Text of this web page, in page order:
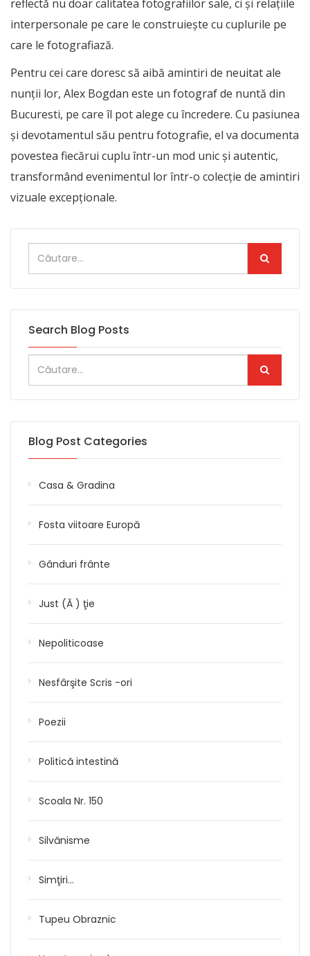
reflectă nu doar calitatea fotografiilor sale, ci și relațiile
interpersonale pe care le construiește cu cuplurile pe
care le fotografiază.
Pentru cei care doresc să aibă amintiri de neuitat ale
nunții lor, Alex Bogdan este un fotograf de nuntă din
Bucuresti, pe care îl pot alege cu încredere. Cu pasiunea
și devotamentul său pentru fotografie, el va documenta
povestea fiecărui cuplu într-un mod unic și autentic,
transformând evenimentul lor într-o colecție de amintiri
vizuale excepționale.
Search Blog Posts
Blog Post Categories
Casa & Gradina
Fosta viitoare Europă
Gânduri frânte
Just (Ă ) ţie
Nepoliticoase
Nesfârşite Scris -ori
Poezii
Politică intestină
Scoala Nr. 150
Silvănisme
Simţiri…
Tupeu Obraznic